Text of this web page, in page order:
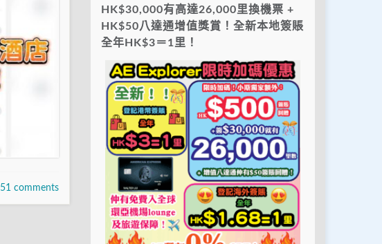
51 comments
HK$30,000有高達26,000里換機票 +
HK$50八達通增值獎賞！全新本地簽賬
全年HK$3＝1里！